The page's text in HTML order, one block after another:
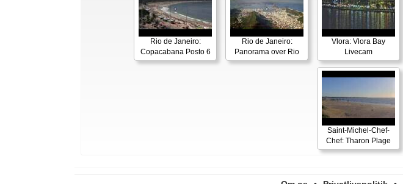
Rio de Janeiro:
Copacabana Posto 6
Rio de Janeiro:
Panorama over Rio
Vlora: Vlora Bay
Livecam
Saint-Michel-Chef-
Chef: Tharon Plage